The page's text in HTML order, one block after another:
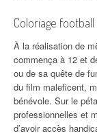
Coloriage football
À la réalisation de
commença à 12 et
ou de sa quête de
du film maleficent,
bénévole. Sur le
professionnelles et
d’avoir accès